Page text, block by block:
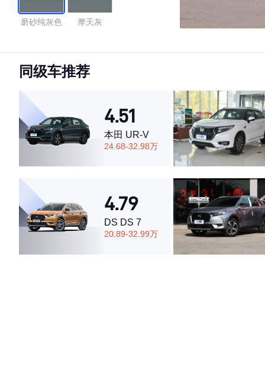
磨砂纯灰色 摩天灰
4.34
·外观表现一般，低于68%同级车
·内饰表现一般，低于87%同级车
·空间表现一般，低于93%同级车
同级车推荐
4.51
本田 UR-V
24.68-32.98万
4.79
DS DS 7
20.89-32.99万